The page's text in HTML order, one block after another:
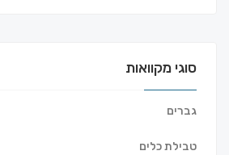
סוגי מקוואות
גברים
טבילת כלים